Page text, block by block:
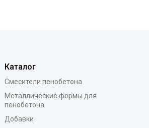
Каталог
Смесители пенобетона
Металлические формы для
пенобетона
Добавки